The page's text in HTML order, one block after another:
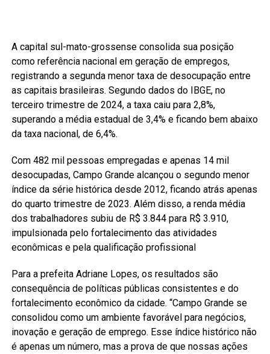
A capital sul-mato-grossense consolida sua posição
como referência nacional em geração de empregos,
registrando a segunda menor taxa de desocupação entre
as capitais brasileiras. Segundo dados do IBGE, no
terceiro trimestre de 2024, a taxa caiu para 2,8%,
superando a média estadual de 3,4% e ficando bem abaixo
da taxa nacional, de 6,4%.
Com 482 mil pessoas empregadas e apenas 14 mil
desocupadas, Campo Grande alcançou o segundo menor
índice da série histórica desde 2012, ficando atrás apenas
do quarto trimestre de 2023. Além disso, a renda média
dos trabalhadores subiu de R$ 3.844 para R$ 3.910,
impulsionada pelo fortalecimento das atividades
econômicas e pela qualificação profissional
Para a prefeita Adriane Lopes, os resultados são
consequência de políticas públicas consistentes e do
fortalecimento econômico da cidade. “Campo Grande se
consolidou como um ambiente favorável para negócios,
inovação e geração de emprego. Esse índice histórico não
é apenas um número, mas a prova de que nossas ações